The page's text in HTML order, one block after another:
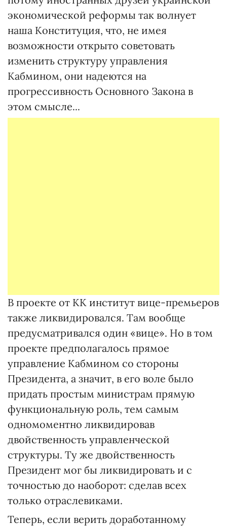
экономической реформы так волнует
наша Конституция, что, не имея
возможности открыто советовать
изменить структуру управления
Кабмином, они надеются на
прогрессивность Основного Закона в
этом смысле...
В проекте от КК институт вице-премьеров
также ликвидировался. Там вообще
предусматривался один «вице». Но в том
проекте предполагалось прямое
управление Кабмином со стороны
Президента, а значит, в его воле было
придать простым министрам прямую
функциональную роль, тем самым
одномоментно ликвидировав
двойственность управленческой
структуры. Ту же двойственность
Президент мог бы ликвидировать и с
точностью до наоборот: сделав всех
только отраслевиками.
Теперь, если верить доработанному